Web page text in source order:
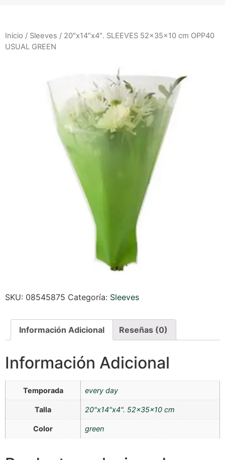
Inicio / Sleeves / 20″x14″x4″. SLEEVES 52x35x10 cm OPP40
USUAL GREEN
SKU: 08545875 Categoría: Sleeves
Información Adicional Reseñas (0)
Información Adicional
Temporada every day
Talla 20"x14"x4". 52x35x10 cm
Color green